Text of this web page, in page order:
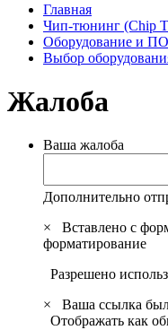
Главная
Чип-тюнинг (Chip
Оборудование и
Выбор
Жалоба
Ваша жалоба
Дополнительно
×
Вставлено с
форматирование
Разрешено
×
Ваша ссылка
Отображать как